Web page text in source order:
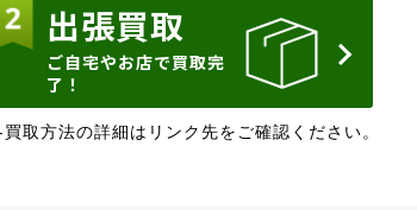
出張買取
ご自宅やお店で買取完
了！
取方法の詳細はリンク先をご確認ください。